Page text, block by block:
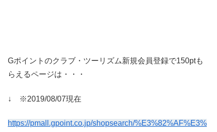
Gポイントのクラブ・ツーリズム新規会員登録で150ptも
らえるページは・・・
↓ ※2019/08/07現在
https://pmall.gpoint.co.jp/shopsearch/%E3%82%AF%E3%